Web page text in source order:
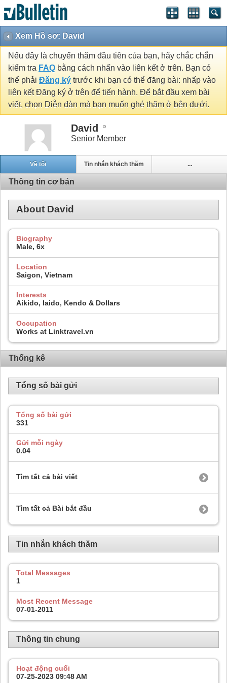
Xem Hồ sơ: David
Nếu đây là chuyến thăm đầu tiên của bạn, hãy chắc chắn
kiểm tra FAQ bằng cách nhấn vào liên kết ở trên. Bạn có
thể phải Đăng ký trước khi bạn có thể đăng bài: nhấp vào
liên kết Đăng ký ở trên để tiến hành. Để bắt đầu xem bài
viết, chọn Diễn đàn mà bạn muốn ghé thăm ở bên dưới.
David
Senior Member
Về tôi Tin nhắn khách thăm ...
Thông tin cơ bản
About David
Biography
Male, 6x
Location
Saigon, Vietnam
Interests
Aikido, Iaido, Kendo & Dollars
Occupation
Works at Linktravel.vn
Thống kê
Tổng số bài gửi
Tổng số bài gửi
331
Gửi mỗi ngày
0.04
Tìm tất cả bài viết
Tìm tất cả Bài bắt đầu
Tin nhắn khách thăm
Total Messages
1
Most Recent Message
07-01-2011
Thông tin chung
Hoạt động cuối
07-25-2023 09:48 AM